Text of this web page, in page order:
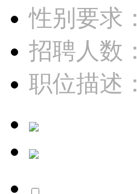
性别要求：
招聘人数：
职位描述：